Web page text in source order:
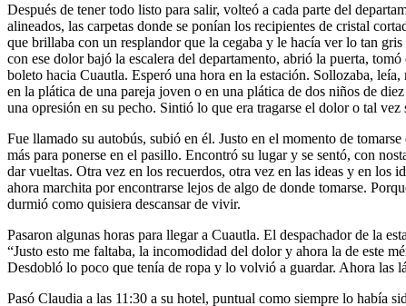
Después de tener todo listo para salir, volteó a cada parte del
alineados, las carpetas donde se ponían los recipientes de cristal
que brillaba con un resplandor que la cegaba y le hacía ver lo tan
con ese dolor bajó la escalera del departamento, abrió la puerta,
boleto hacia Cuautla. Esperó una hora en la estación. Sollozaba,
en la plática de una pareja joven o en una plática de dos niños de
una opresión en su pecho. Sintió lo que era tragarse el dolor o tal
Fue llamado su autobús, subió en él. Justo en el momento de
más para ponerse en el pasillo. Encontró su lugar y se sentó, con
dar vueltas. Otra vez en los recuerdos, otra vez en las ideas y en los
ahora marchita por encontrarse lejos de algo de donde tomarse.
durmió como quisiera descansar de vivir.
Pasaron algunas horas para llegar a Cuautla. El despachador de la
“Justo esto me faltaba, la incomodidad del dolor y ahora la de este
Desdobló lo poco que tenía de ropa y lo volvió a guardar. Ahora las
Pasó Claudia a las 11:30 a su hotel, puntual como siempre lo había